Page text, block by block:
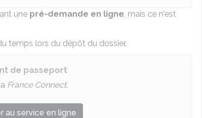
une pré-demande en ligne, mais ce n'est
temps lors du dépôt du dossier.
de passeport
France Connect.
au service en ligne